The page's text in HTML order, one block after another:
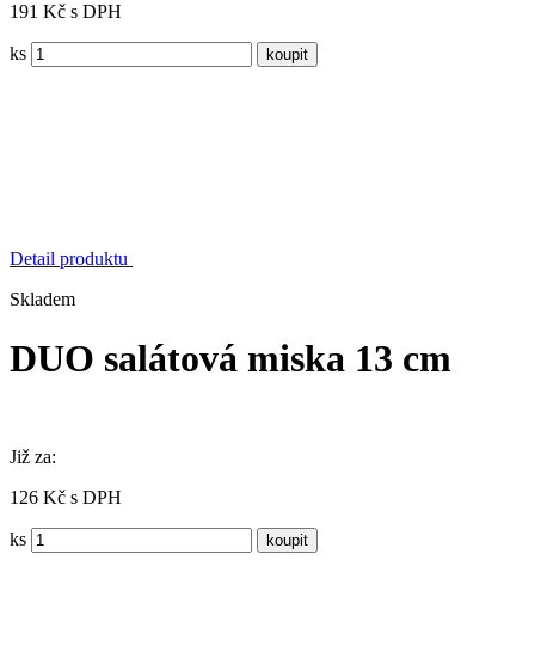
191 Kč s DPH
ks
Detail produktu
Skladem
DUO salátová miska 13 cm
Již za:
126 Kč s DPH
ks